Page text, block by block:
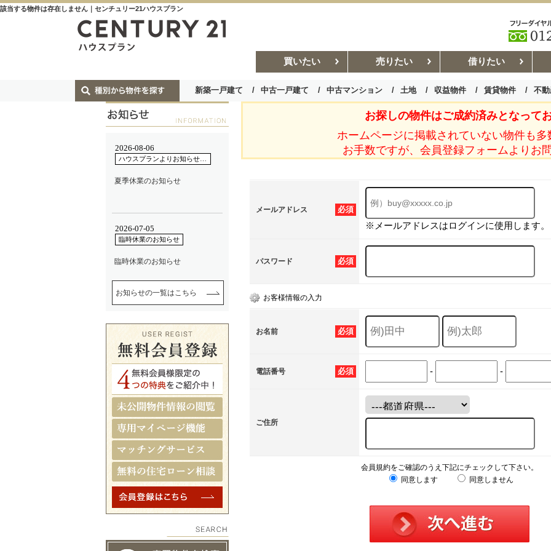
該当する物件は存在しません｜センチュリー21ハウスプラン
買いたい 売りたい 借りたい
新築一戸建て 中古一戸建て 中古マンション 土地 収益物件 賃貸物件 不
お部屋探しコラム 賃貸管理コ
お探しの物件はご成約済みとなってお
ホームページに掲載されていない物件も多
お手数ですが、会員登録フォームよりお
必須
メールアドレス
※メールアドレスはログインに使用します。
必須
パスワード
お客様情報の入力
必須
お名前
必須
電話番号 - -
ご住所
会員規約をご確認のうえ下記にチェックして下さい。
同意します
同意しません
お知らせの一覧はこちら